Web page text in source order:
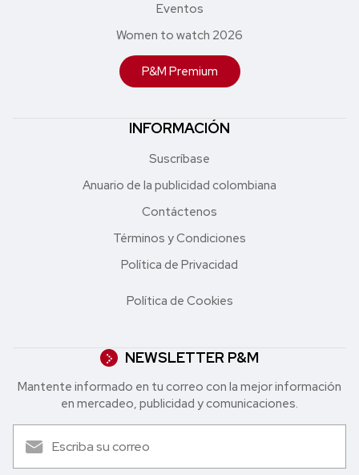
Eventos
Women to watch 2026
P&M Premium
INFORMACIÓN
Suscríbase
Anuario de la publicidad colombiana
Contáctenos
Términos y Condiciones
Política de Privacidad
Política de Cookies
NEWSLETTER P&M
Mantente informado en tu correo con la mejor in formación
en mercadeo, publicidad y comunicaciones.